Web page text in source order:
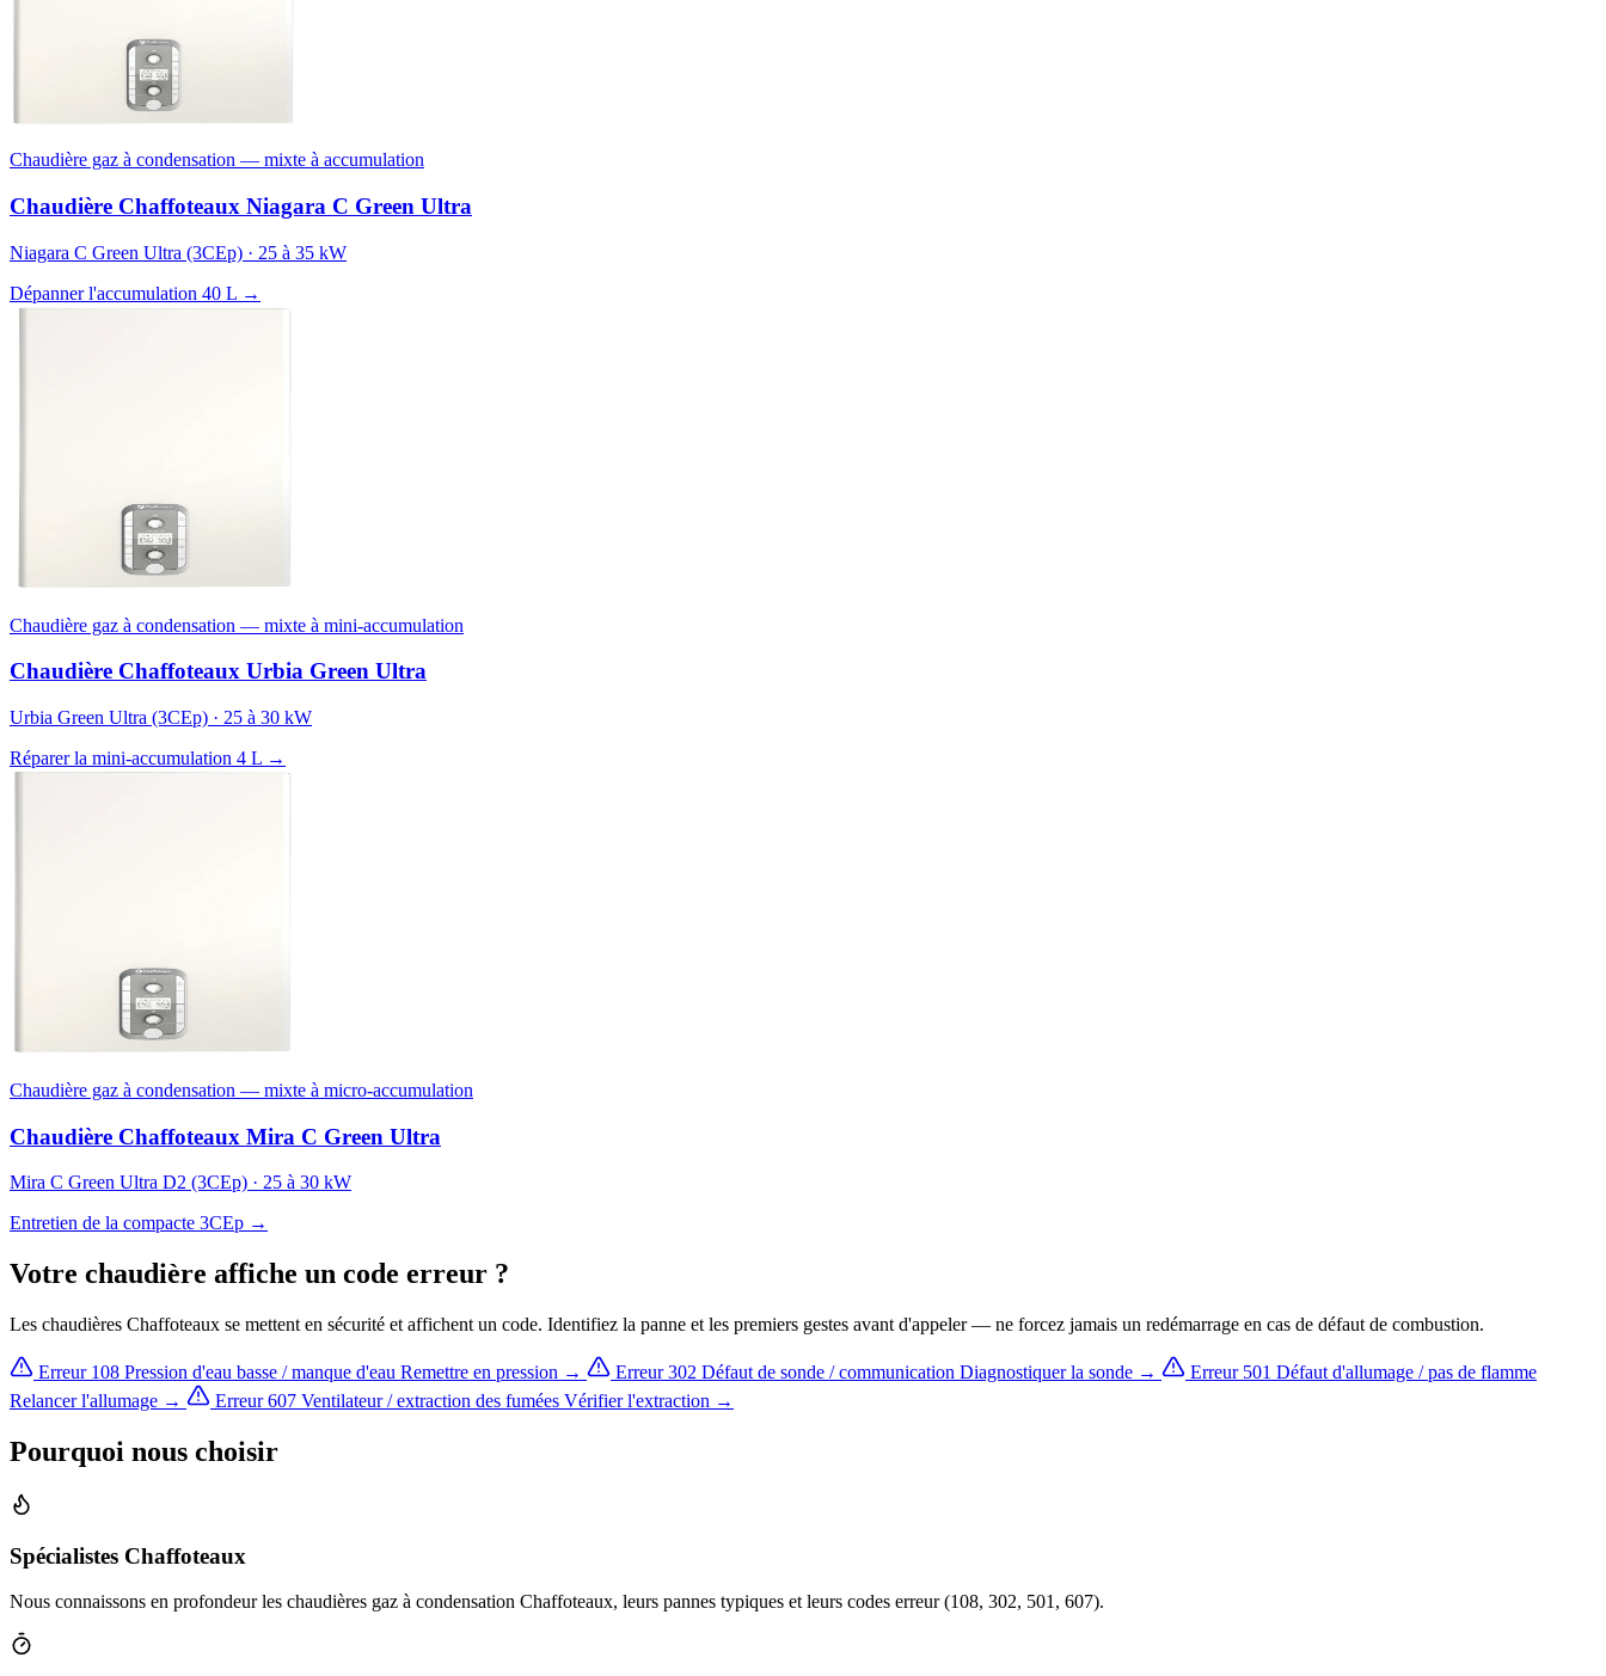
Chaudière gaz à condensation — mixte à accumulation
Chaudière Chaffoteaux Niagara C Green Ultra
Niagara C Green Ultra (3CEp) · 25 à 35 kW
Dépanner l'accumulation 40 L →
Chaudière gaz à condensation — mixte à mini-accumulation
Chaudière Chaffoteaux Urbia Green Ultra
Urbia Green Ultra (3CEp) · 25 à 30 kW
Réparer la mini-accumulation 4 L →
Chaudière gaz à condensation — mixte à micro-accumulation
Chaudière Chaffoteaux Mira C Green Ultra
Mira C Green Ultra D2 (3CEp) · 25 à 30 kW
Entretien de la compacte 3CEp →
Votre chaudière affiche un code erreur ?
Les chaudières Chaffoteaux se mettent en sécurité et affichent un code. Identifiez la panne et les premiers gestes avant d'appeler — ne forcez jamais un redémarrage en cas de défaut de combustion.
Erreur 108 Pression d'eau basse / manque d'eau Remettre en pression → Erreur 302 Défaut de sonde / communication Diagnostiquer la sonde → Erreur 501 Défaut d'allumage / pas de flamme
Relancer l'allumage →
Erreur 607 Ventilateur / extraction des fumées Vérifier l'extraction →
Pourquoi nous choisir
Spécialistes Chaffoteaux
Nous connaissons en profondeur les chaudières gaz à condensation Chaffoteaux, leurs pannes typiques et leurs codes erreur (108, 302, 501, 607).